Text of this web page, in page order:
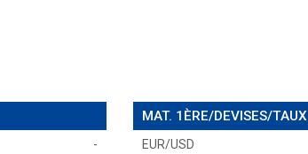
-
MAT. 1ÈRE/DEVISES/TAUX
EUR/USD